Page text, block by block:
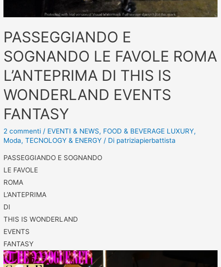
PASSEGGIANDO E
SOGNANDO LE FAVOLE ROMA
L’ANTEPRIMA DI THIS IS
WONDERLAND EVENTS
FANTASY
2 commenti / EVENTI & NEWS, FOOD & BEVERAGE LUXURY,
Moda,TECNOLOGY & ENERGY / Di patriziapierbattista
PASSEGGIANDO E SOGNANDO
LE FAVOLE
ROMA
L’ANTEPRIMA
DI
THIS IS WONDERLAND
EVENTS
FANTASY